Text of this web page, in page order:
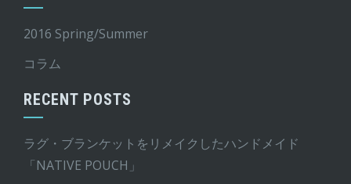
2016 Spring/Summer
コラム
RECENT POSTS
ラグ・ブランケットをリメイクしたハンドメイド
「NATIVE POUCH」